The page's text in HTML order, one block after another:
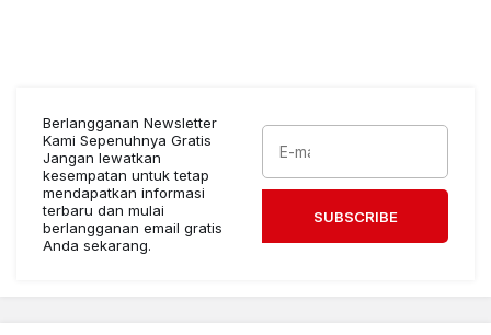
Berlangganan Newsletter
Kami Sepenuhnya Gratis
Jangan lewatkan
kesempatan untuk tetap
mendapatkan informasi
terbaru dan mulai
berlangganan email gratis
Anda sekarang.
SUBSCRIBE